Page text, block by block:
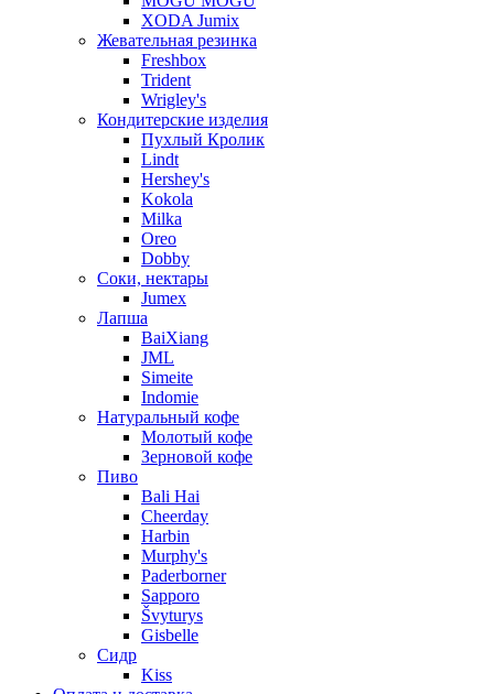
XODA Jumix
Жевательная резинка
Freshbox
Trident
Wrigley's
Кондитерские изделия
Пухлый Кролик
Lindt
Hershey's
Kokola
Milka
Oreo
Dobby
Соки, нектары
Jumex
Лапша
BaiXiang
JML
Simeite
Indomie
Натуральный кофе
Молотый кофе
Зерновой кофе
Пиво
Bali Hai
Cheerday
Harbin
Murphy's
Paderborner
Sapporo
Švyturys
Gisbelle
Сидр
Kiss